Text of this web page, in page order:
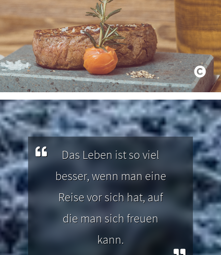
Das Leben ist so viel
besser, wenn man eine
Reise vor sich hat, auf
die man sich freuen
kann.